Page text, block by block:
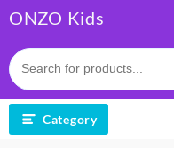
to
content
ONZO Kids
Category